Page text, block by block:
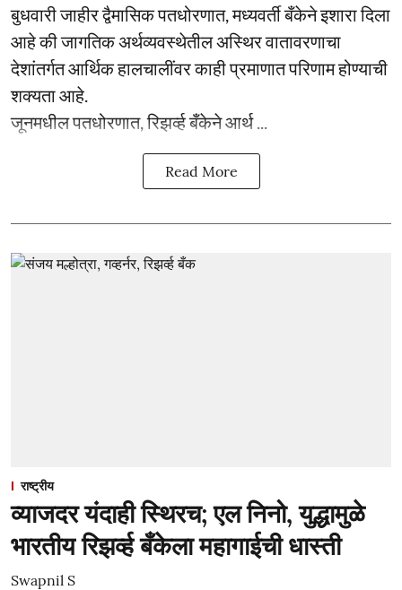
बुधवारी जाहीर द्वैमासिक पतधोरणात, मध्यवर्ती बँकेने इशारा दिला
आहे की जागतिक अर्थव्यवस्थेतील अस्थिर वातावरणाचा
देशांतर्गत आर्थिक हालचालींवर काही प्रमाणात परिणाम होण्याची
शक्यता आहे.
जूनमधील पतधोरणात, रिझर्व्ह बँकेने आर्थ ...
Read More
राष्ट्रीय
व्याजदर यंदाही स्थिरच; एल निनो, युद्धामुळे
भारतीय रिझर्व्ह बँकेला महागाईची धास्ती
Swapnil S